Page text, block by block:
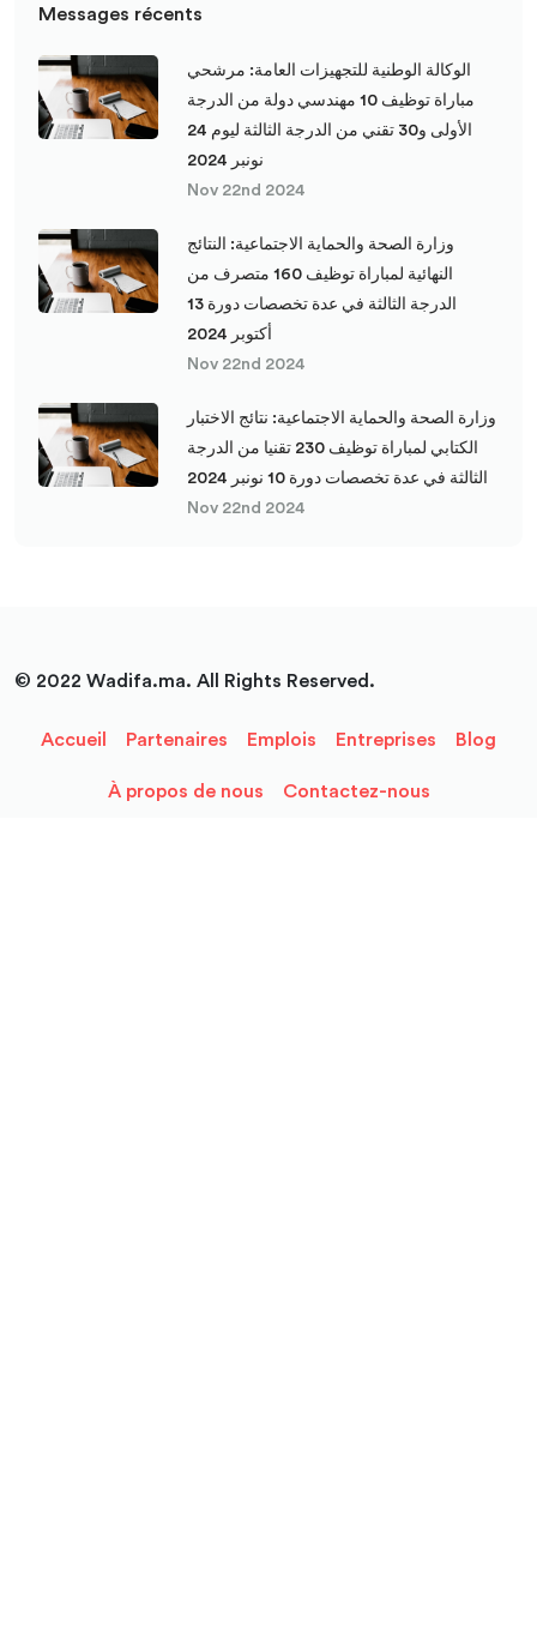
Messages récents
الوكالة الوطنية للتجهيزات العامة: مرشحي
مباراة توظيف 10 مهندسي دولة من الدرجة
الأولى و30 تقني من الدرجة الثالثة ليوم 24
نونبر 2024
Nov 22nd 2024
وزارة الصحة والحماية الاجتماعية: النتائج
النهائية لمباراة توظيف 160 متصرف من
الدرجة الثالثة في عدة تخصصات دورة 13
أكتوبر 2024
Nov 22nd 2024
وزارة الصحة والحماية الاجتماعية: نتائج الاختبار
الكتابي لمباراة توظيف 230 تقنيا من الدرجة
الثالثة في عدة تخصصات دورة 10 نونبر 2024
Nov 22nd 2024
© 2022 Wadifa.ma. All Rights Reserved.
Accueil Partenaires Emplois Entreprises Blog
À propos de nous Contactez-nous